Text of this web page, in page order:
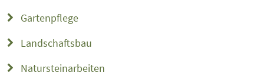
Gartenpflege
Landschaftsbau
Natursteinarbeiten